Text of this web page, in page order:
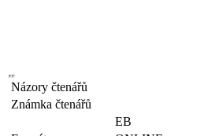
Názory čtenářů
Známka čtenářů
EB